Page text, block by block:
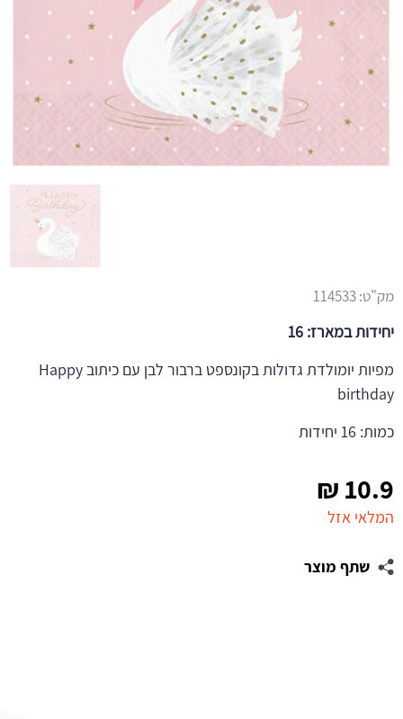
10.9
₪
המלאי אזל
שתף מוצר
מק"ט:114533
יחידות במארז: 16
מפיות יומולדת גדולות בקונספט ברבור לבן עם כיתוב Happy
birthday
כמות: 16 יחידות